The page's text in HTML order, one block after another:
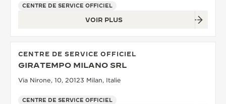
CENTRE DE SERVICE OFFICIEL
VOIR PLUS
CENTRE DE SERVICE OFFICIEL
GIRATEMPO MILANO SRL
Via Nirone, 10, 20123 Milan, Italie
CENTRE DE SERVICE OFFICIEL